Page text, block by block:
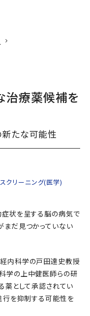
治療薬候補を
たな可能性
スクリーニング(医学)
症状を呈する脳の病気で
まだ見つかっていない
内科学の戸田達史教授
学の上中健医師らの研
薬として承認されてい
行を抑制する可能性を